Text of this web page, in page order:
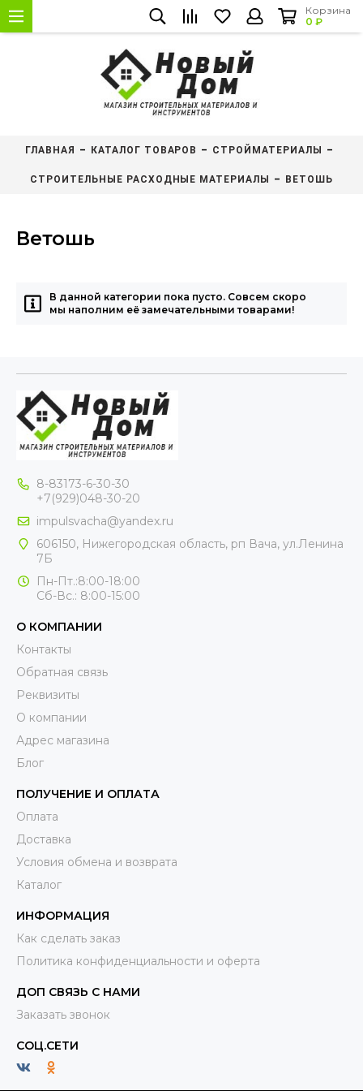
Корзина
0 ₽
ГЛАВНАЯ КАТАЛОГ ТОВАРОВ СТРОЙМАТЕРИАЛЫ
СТРОИТЕЛЬНЫЕ РАСХОДНЫЕ МАТЕРИАЛЫ ВЕТОШЬ
Ветошь
В данной категории пока пусто. Совсем скоро
мы наполним её замечательными товарами!
8-83173-6-30-30
+7(929)048-30-20
impulsvacha@yandex.ru
606150, Нижегородская область, рп Вача, ул.Ленина
7Б
Пн-Пт.:8:00-18:00
Сб-Вс.: 8:00-15:00
О КОМПАНИИ
Контакты
Обратная связь
Реквизиты
О компании
Адрес магазина
Блог
ПОЛУЧЕНИЕ И ОПЛАТА
Оплата
Доставка
Условия обмена и возврата
Каталог
ИНФОРМАЦИЯ
Как сделать заказ
Политика конфиденциальности и оферта
ДОП СВЯЗЬ С НАМИ
Заказать звонок
СОЦ.СЕТИ